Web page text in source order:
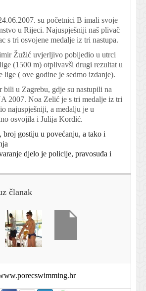
su početnici B imali svoje
u Rijeci. Najuspješniji naš plivač
s tri osvojene medalje iz tri nastupa.
Žužić uvjerljivo pobijedio u utrci
(1500 m) otplivavši drugi rezultat u
lige ( ove godine je sedmo izdanje).
bili u Zagrebu, gdje su nastupili na
2007. Noa Zelić je s tri medalje iz tri
najuspješniji, a medalju je u
osvojila i Julija Kordić.
broj gostiju u povećanju, a tako i
djelo je policije, pravosuđa i
članak